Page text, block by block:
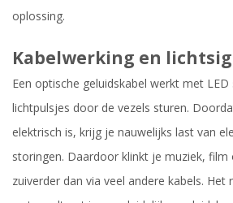
oplossing.
Kabelwerking en
Een optische geluidskabel werkt met LED
lichtpulsjes door de vezels sturen.
elektrisch is, krijg je nauwelijks last van
storingen. Daardoor klinkt je muziek,
zuiverder dan via veel andere kabels.